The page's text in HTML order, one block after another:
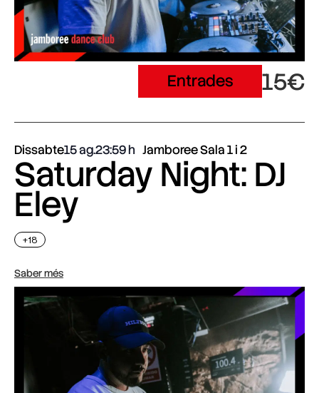
Entrades 15€
Dissabte15 ag.23:59 Jamboree Sala 1 i 2
Saturday Night: DJ
Eley
+18
Saber més